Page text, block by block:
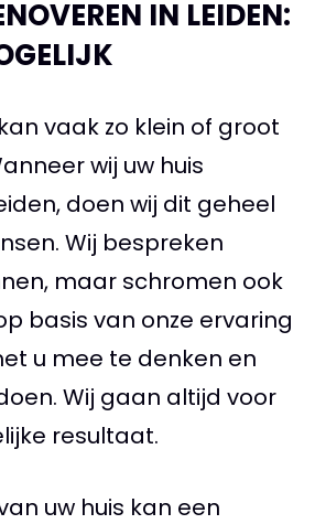
IN LEIDEN:
vaak zo klein of groot
wij uw huis
doen wij dit geheel
Wij bespreken
maar schromen ook
basis van onze ervaring
u mee te denken en
Wij gaan altijd voor
resultaat.
uw huis kan een